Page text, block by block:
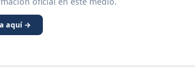
aquí →